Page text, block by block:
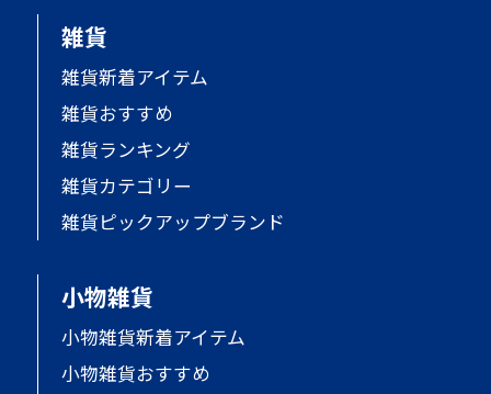
雑貨
雑貨新着アイテム
雑貨おすすめ
雑貨ランキング
雑貨カテゴリー
雑貨ピックアップブランド
小物雑貨
小物雑貨新着アイテム
小物雑貨おすすめ